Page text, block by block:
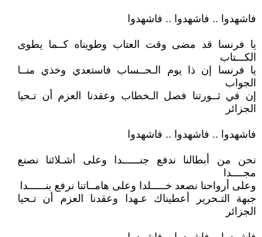
فاشهدوا .. فاشهدوا .. فاشهدوا
يا فرنسا قد مضى وقت العتاب وطويناه كــما يطوى
الكـــتاب
يا فرنسا إن ذا يوم الـحــساب فاستعدي وخذي منــا
الجواب
إن في ثــورتنا فصل الـخطاب وعقدنا العزم أن تـحيا
الجزائر
فاشهدوا .. فاشهدوا .. فاشهدوا
نحن من أبطالنا ندفع جنــــــدا وعلى أشـلائنا نصنع
مجــــدا
وعلى أرواحنا نصعد خـــــلدا وعلى هامــاتنا نرفع بنــــــدا
جبهة التـحرير أعطيناك عـهدا وعقدنا العزم أن تـحيا
الجزائر